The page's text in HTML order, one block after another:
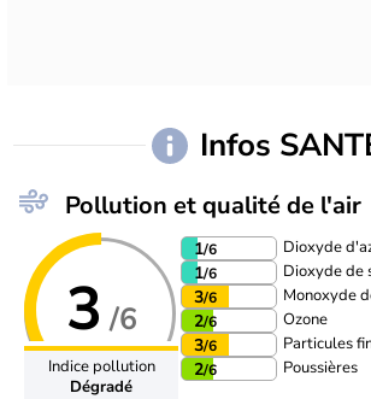
Infos
Pollution et qualité de l'air
3 /6
Indice pollution
Dégradé
1/6 Dioxyde
1/6 Dioxyde de
3/6 Monoxyde
2/6 Ozone
3/6 Particules
2/6 Poussières